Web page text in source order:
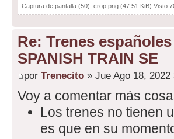
Captura de pantalla (50)_crop.png (47.51 KiB) Visto
Re: Trenes
SPANISH TRAIN SE
por Trenecito » Jue Ago 18, 2022
Voy a comentar más
Los trenes no tienen
es que en su